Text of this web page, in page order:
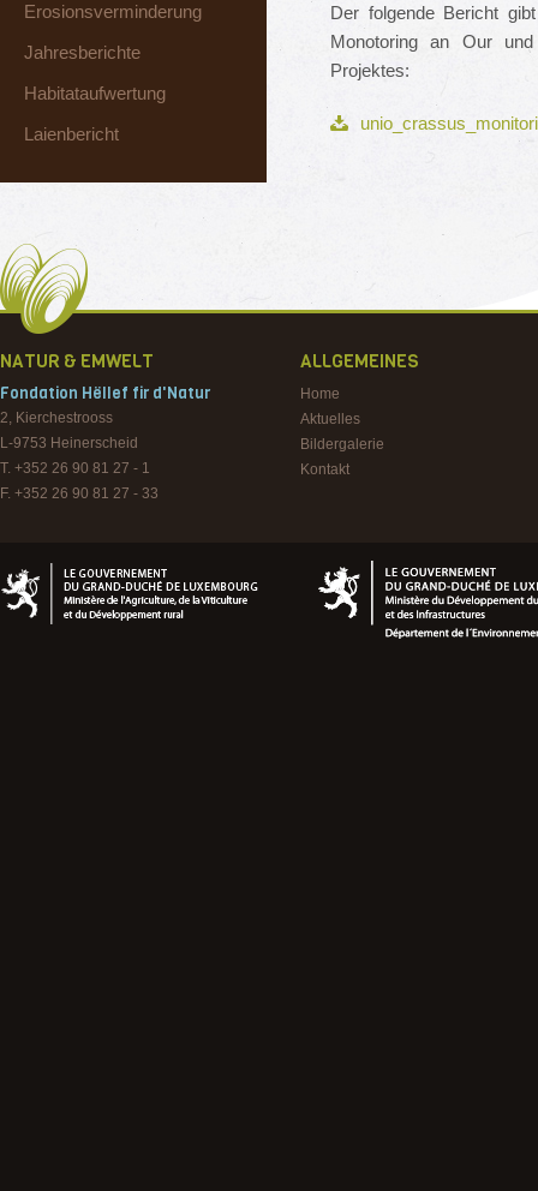
Erosionsverminderung
Jahresberichte
Habitataufwertung
Laienbericht
Der folgende Bericht
Monotoring an Our
Projektes:
NATUR & EMWELT
Fondation Hëllef fir d'Natur
2, Kierchestrooss
L-9753 Heinerscheid
T. +352 26 90 81 27 - 1
F. +352 26 90 81 27 - 33
ALLGEMEINES
Home
Aktuelles
Bildergalerie
Kontakt